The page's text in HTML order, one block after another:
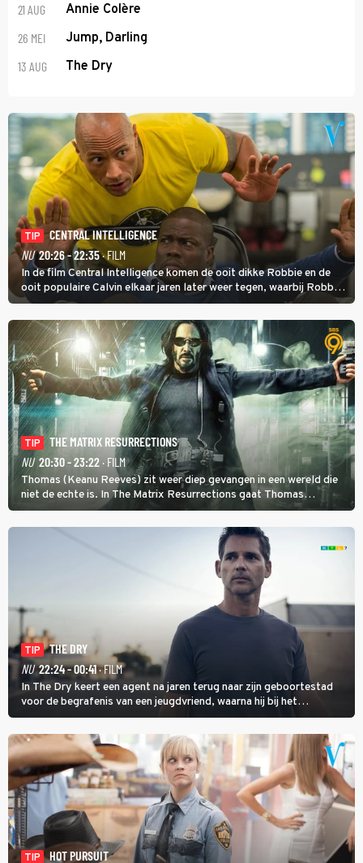
21 AUG Annie Colère
26 MEI Jump, Darling
13 AUG The Dry
TIP
CENTRAL INTELLIGENCE
NU 20:26 - 22:35· FILM
In de film Central Intelligence komen de ooit dikke Robbie en de
ooit populaire Calvin elkaar jaren later weer tegen, waarbij Robbie,
inmiddels supergespierd en werkzaam voor de CIA, Calvins hulp
goed kan gebruiken.
TIP
THE MATRIX RESURRECTIONS
NU 20:30 - 23:22 · FILM
Thomas (Keanu Reeves) zit weer diep gevangen in een wereld die
niet de echte is. In The Matrix Resurrections gaat Thomas
proberen uit deze schijnwereld te ontsnappen.
TIP
THE DRY
NU 22:24 - 00:41· FILM
In The Dry keert een agent na jaren terug naar zijn geboortestad
voor de begrafenis van een jeugdvriend, waarna hij bij het
onderzoeken van diens dood een verband begint te vermoeden
met een oude zaak.
TIP HOT PURSUIT